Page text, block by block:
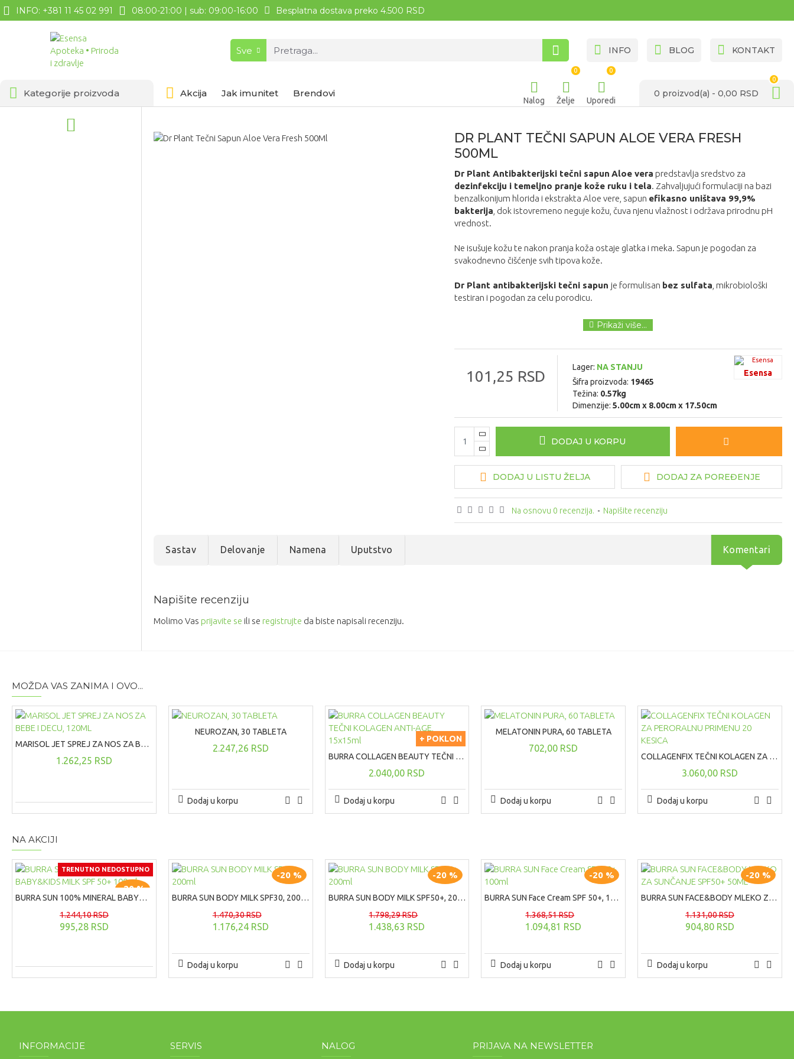
INFO: +381 11 45 02 991 08:00-21:00 | sub: 09:00-16:00 Besplatna dostava preko 4.500 RSD
Sve INFO BLOG KONTAKT
Kategorije proizvoda Akcija Jak imunitet Brendovi
Nalog Želje
0
Uporedi
0
0 proizvod(a) - 0,00 RSD
0
DR PLANT TEČNI SAPUN ALOE VERA FRESH
500ML
Dr Plant Antibakterijski tečni sapun Aloe vera predstavlja sredstvo za
dezinfekciju i temeljno pranje kože ruku i tela. Zahvaljujući formulaciji na bazi
benzalkonijum hlorida i ekstrakta Aloe vere, sapun efikasno uništava 99,9%
bakterija , dok istovremeno neguje kožu, čuva njenu vlažnost i održava prirodnu pH
vrednost.
Ne isušuje kožu te nakon pranja koža ostaje glatka i meka. Sapun je pogodan za
svakodnevno čišćenje svih tipova kože.
Dr Plant antibakterijski tečni sapun je formulisan bez sulfata , mikrobiološki
testiran i pogodan za celu porodicu.
Na osnovu 0 recenzija. - Napišite recenziju
101,25 RSD
Lager: NA STANJU
Šifra proizvoda: 19465
Težina: 0.57kg
Dimenzije: 5.00cm x 8.00cm x 17.50cm
Esensa
DODAJ U KORPU
DODAJ U LISTU ŽELJA DODAJ ZA POREĐENJE
Sastav Delovanje Namena Uputstvo Komentari
Napišite recenziju
Molimo Vas prijavite se ili se registrujte da biste napisali recenziju.
MOŽDA VAS ZANIMA I OVO...
MARISOL JET SPREJ ZA NOS ZA BEBE I DECU, 120ML
1.262,25 RSD
NEUROZAN, 30 TABLETA
2.247,26 RSD
Dodaj u korpu
+ POKLON
BURRA COLLAGEN BEAUTY TEČNI KOLAGEN ANTI-AGE, 15x15ml
2.040,00 RSD
Dodaj u korpu
MELATONIN PURA, 60 TABLETA
702,00 RSD
Dodaj u korpu
COLLAGENFIX TEČNI KOLAGEN ZA PERORALNU PRIMENU 20 KESICA
3.060,00 RSD
Dodaj u korpu
NA AKCIJI
TRENUTNO NEDOSTUPNO
-20 %
BURRA SUN 100% MINERAL BABY&KIDS MILK SPF 50+ 100ml
995,28 RSD
1.244,10 RSD
-20 %
BURRA SUN BODY MILK SPF30, 200ml
1.176,24 RSD
1.470,30 RSD
Dodaj u korpu
-20 %
BURRA SUN BODY MILK SPF50+, 200ml
1.438,63 RSD
1.798,29 RSD
Dodaj u korpu
-20 %
BURRA SUN Face Cream SPF 50+, 100ml
1.094,81 RSD
1.368,51 RSD
Dodaj u korpu
-20 %
BURRA SUN FACE&BODY MLEKO ZA SUNČANJE SPF50+ 50ML
904,80 RSD
1.131,00 RSD
Dodaj u korpu
INFORMACIJE SERVIS NALOG PRIJAVA NA NEWSLETTER